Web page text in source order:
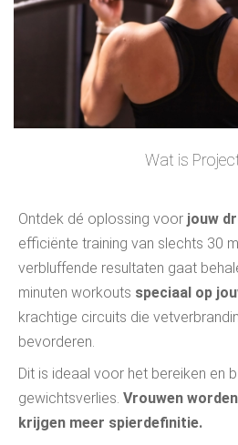
Wat is
Ontdek dé oplossing voor jouw
efficiënte training van slechts 30
verbluffende resultaten gaat
minuten workouts speciaal op
krachtige circuits die
bevorderen.
Dit is ideaal voor het bereiken en
gewichtsverlies. Vrouwen
krijgen meer spierdefinitie.